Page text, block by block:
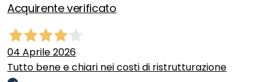
Acquirente verificato
04 Aprile 2026
Tutto bene e chiari nei costi di ristrutturazione